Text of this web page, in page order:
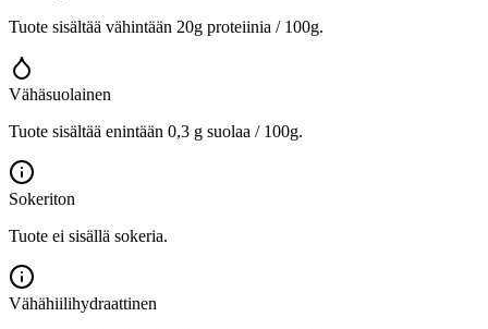
Tuote sisältää vähintään 20g proteiinia / 100g.
Vähäsuolainen
Tuote sisältää enintään 0,3 g suolaa / 100g.
Sokeriton
Tuote ei sisällä sokeria.
Vähähiilihydraattinen